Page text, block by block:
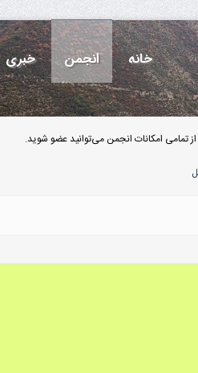
خانه انجمن خبری
تمامی امکانات انجمن می‌توانید عضو شوید.